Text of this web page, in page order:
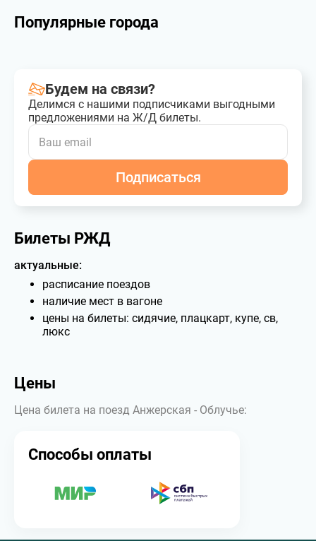
Популярные города
Будем на связи?
Делимся с нашими подписчиками выгодными
предложениями на Ж/Д билеты.
Подписаться
Билеты РЖД
актуальные:
расписание поездов
наличие мест в вагоне
цены на билеты: сидячие, плацкарт, купе, св,
люкс
Цены
Цена билета на поезд Анжерская - Облучье:
Способы оплаты